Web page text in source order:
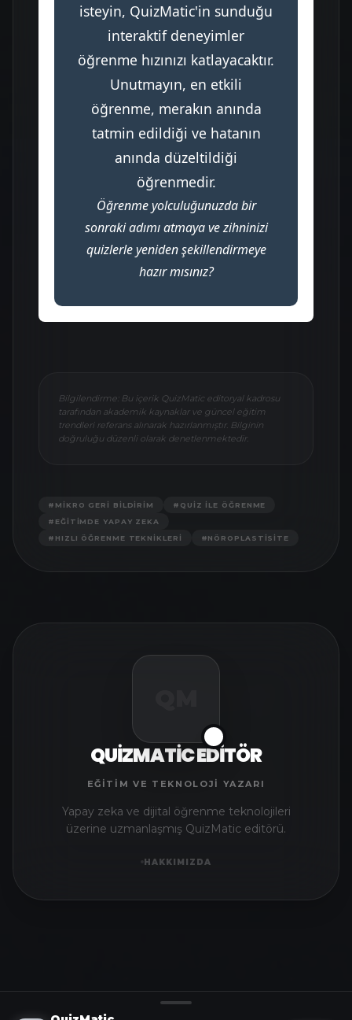
isteyin, QuizMatic'in sunduğu
interaktif deneyimler
öğrenme hızınızı katlayacaktır.
Unutmayın, en etkili
öğrenme, merakın anında
tatmin edildiği ve hatanın
anında düzeltildiği
öğrenmedir.
Öğrenme yolculuğunuzda bir
sonraki adımı atmaya ve zihninizi
quizlerle yeniden şekillendirmeye
hazır mısınız?
Bilgilendirme: Bu içerik QuizMatic editoryal kadrosu
tarafından akademik kaynaklar ve güncel eğitim
trendleri referans alınarak hazırlanmıştır. Bilginin
doğruluğu düzenli olarak denetlenmektedir.
# MIKRO GERI BILDIRIM # QUIZ ILE ÖĞRENME
# EĞITIMDE YAPAY ZEKA
# HIZLI ÖĞRENME TEKNIKLERI #NÖROPLASTISITE
QUIZMATIC EDITÖR
EĞITIM VE TEKNOLOJI YAZARI
Yapay zeka ve dijital öğrenme teknolojileri
üzerine uzmanlaşmış QuizMatic editörü.
HAKKIMIZDA